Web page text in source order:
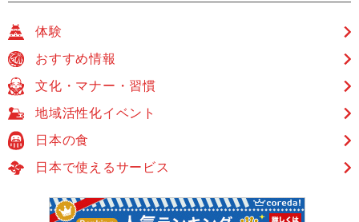
体験
おすすめ情報
文化・マナー・習慣
地域活性化イベント
日本の食
日本で使えるサービス